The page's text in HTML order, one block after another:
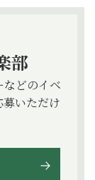
部
どのイベ
いただけ